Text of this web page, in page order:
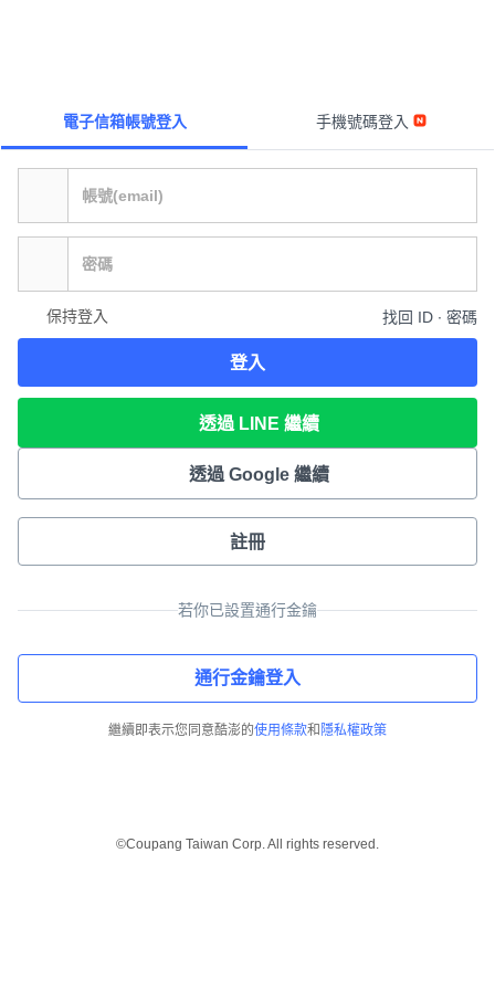
電子信箱帳號登入 手機號碼登入
保持登入 找回 ID ∙ 密碼
登入
透過 LINE 繼續
透過 Google 繼續
註冊
若你已設置通行金鑰
通行金鑰登入
繼續即表示您同意酷澎的使用條款和 隱私權政策
©Coupang Taiwan Corp. All rights reserved.